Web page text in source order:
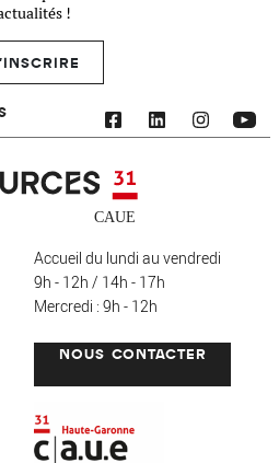
!
Accueil du lundi au vendredi
9h - 12h / 14h - 17h
Mercredi : 9h - 12h
NOUS CONTACTER